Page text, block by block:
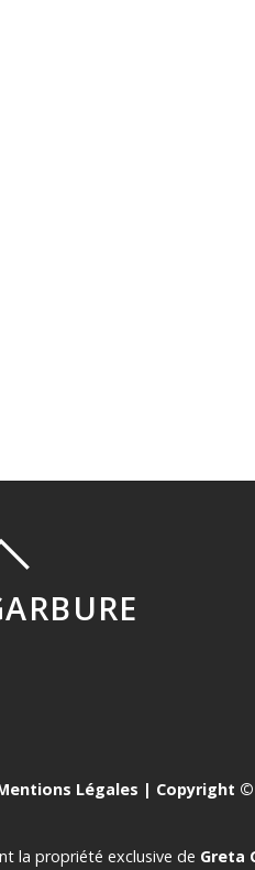
Légales | Copyright ©
la propriété exclusive de Greta